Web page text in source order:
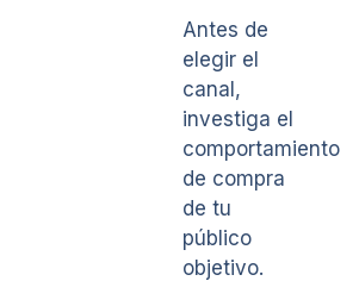
Antes de
elegir el
canal,
investiga el
comportamiento
de compra
de tu
público
objetivo.